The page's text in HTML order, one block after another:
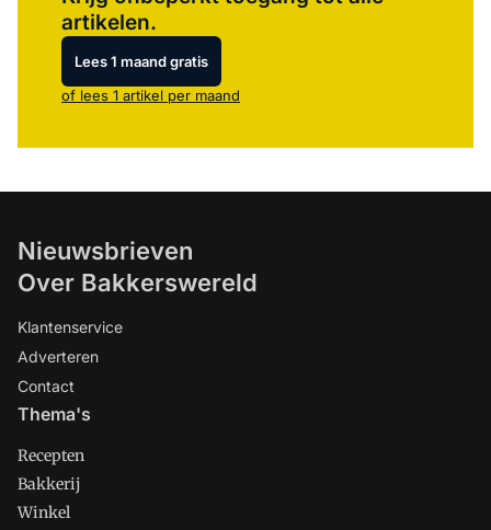
artikelen.
Lees 1 maand gratis
of lees 1 artikel per maand
Nieuwsbrieven
Over Bakkerswereld
Klantenservice
Adverteren
Contact
Thema's
Recepten
Bakkerij
Winkel